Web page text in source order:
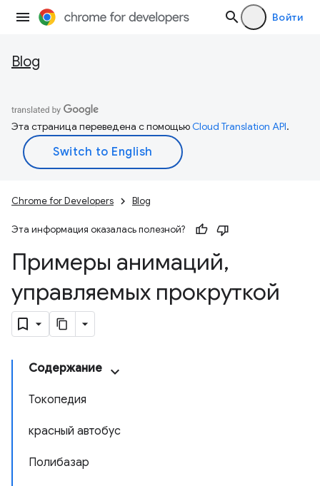
Войти
Blog
Эта страница переведена с помощьюCloud Translation API.
Chrome for Developers Blog
Эта информация оказалась полезной?
Примеры анимаций,
управляемых прокруткой
Содержание
Токопедия
красный автобус
Полибазар